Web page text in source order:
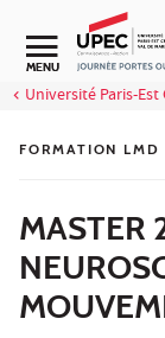
Aller au contenu
MENU
Université Paris-Est
FORMATION LMD
MASTER